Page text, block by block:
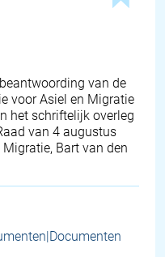
van de
voor Asiel en Migratie
het schriftelijk overleg
van 4 augustus
Bart van den